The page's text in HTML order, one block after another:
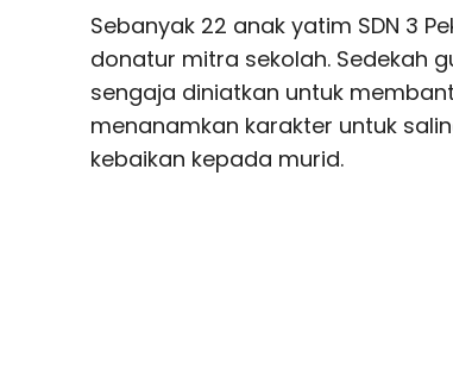
Sebanyak 22 anak yatim SDN 3
donatur mitra sekolah. Sedekah
sengaja diniatkan untuk
menanamkan karakter untuk
kebaikan kepada murid.